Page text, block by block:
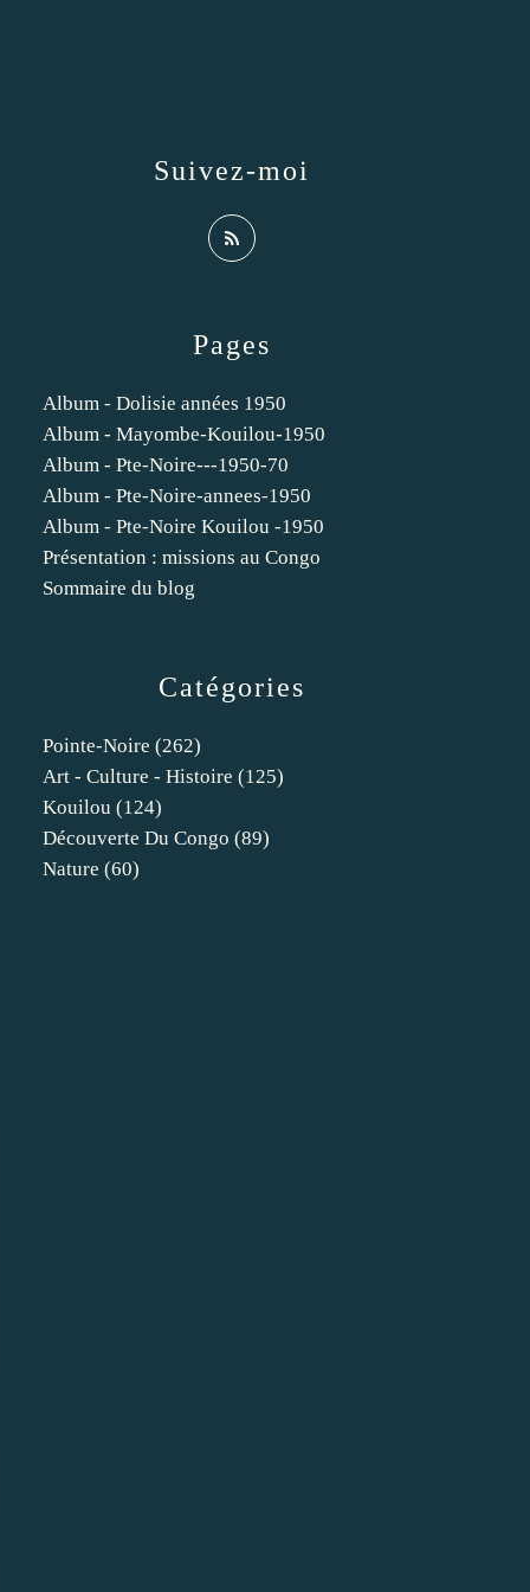
Catégories
Pointe-Noire (262)
Art - Culture - Histoire (125)
Kouilou (124)
Découverte Du Congo (89)
Nature (60)
Pages
Album - Dolisie années 1950
Album - Mayombe-Kouilou-1950
Album - Pte-Noire---1950-70
Album - Pte-Noire-annees-1950
Album - Pte-Noire Kouilou -1950
Présentation : missions au Congo
Sommaire du blog
Suivez-moi